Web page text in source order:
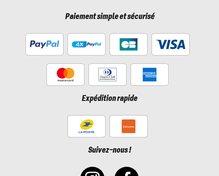
Paiement simple et sécurisé
Expédition rapide
Suivez-nous !